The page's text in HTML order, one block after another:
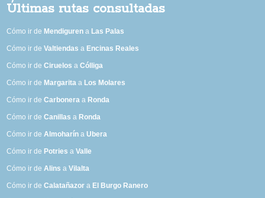
Últimas rutas consultadas
Cómo ir de Mendiguren a Las Palas
Cómo ir deValtiendas a Encinas Reales
Cómo ir deCiruelos aCólliga
Cómo ir de Margarita a Los Molares
Cómo ir deCarbonera a Ronda
Cómo ir deCanillas a Ronda
Cómo ir deAlmoharín aUbera
Cómo ir de Potries aValle
Cómo ir deAlins aVilalta
Cómo ir deCalatañazor a El Burgo Ranero